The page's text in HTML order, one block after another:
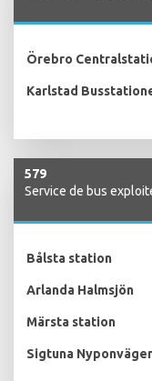
Örebro
Karlstad
579
Service de bus
Bålsta station
Arlanda Halmsjön
Märsta station
Sigtuna